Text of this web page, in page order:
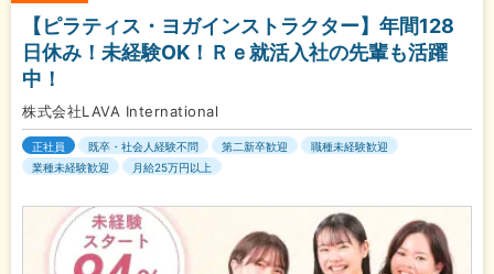
【ピラティス・ヨガインストラクター】年間128
日休み！未経験OK！Ｒｅ就活入社の先輩も活躍
中！
株式会社LAVA International
正社員 既卒・社会人経験不問 第二新卒歓迎
職種未経験歓迎
業種未経験歓迎
月給25万円以上